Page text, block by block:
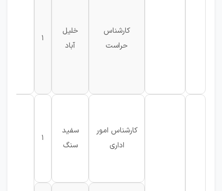
کارشناس
حراست
خلیل
آباد
1
کارشناس امور
اداری
سفید
سنگ
1